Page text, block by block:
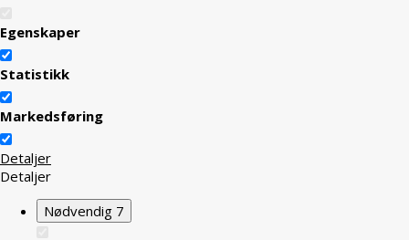
Egenskaper
Statistikk
Markedsføring
Detaljer
Detaljer
Nødvendig 7